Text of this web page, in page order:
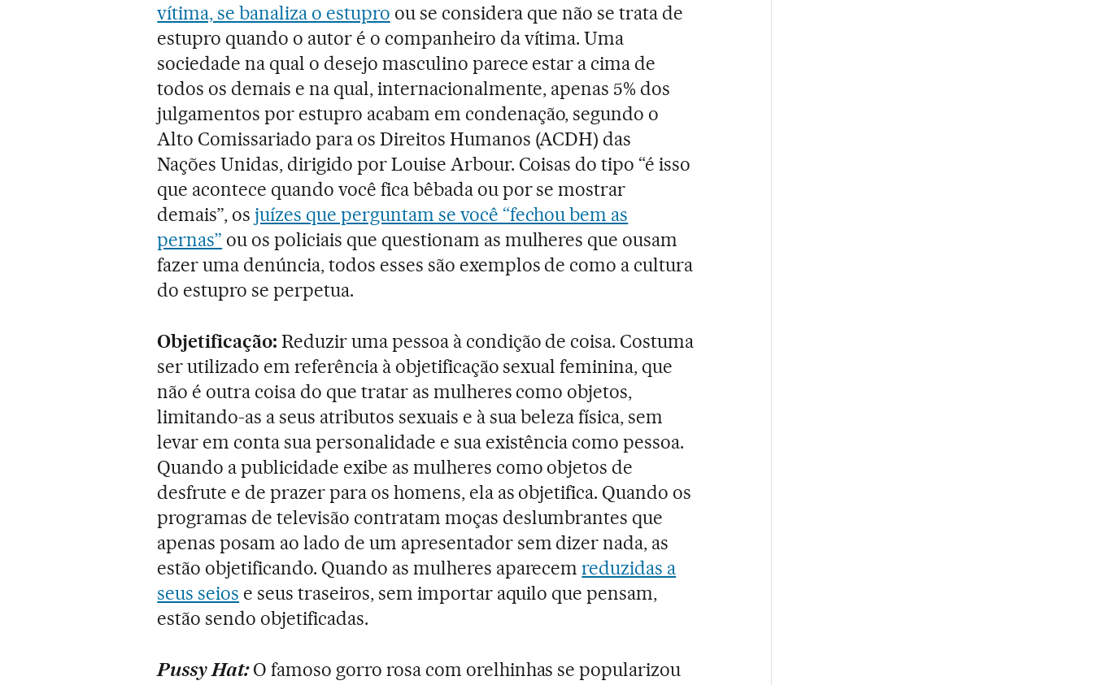
vítima, se banaliza o estupro ou se considera que não se trata de
estupro quando o autor é o companheiro da vítima. Uma
sociedade na qual o desejo masculino parece estar a cima de
todos os demais e na qual, internacionalmente, apenas 5% dos
julgamentos por estupro acabam em condenação, segundo o
Alto Comissariado para os Direitos Humanos (ACDH) das
Nações Unidas, dirigido por Louise Arbour. Coisas do tipo “é isso
que acontece quando você fica bêbada ou por se mostrar
demais”, osjuízes que perguntam se você “fechou bem as
pernas” ou os policiais que questionam as mulheres que ousam
fazer uma denúncia, todos esses são exemplos de como a cultura
do estupro se perpetua.
Objetificação: Reduzir uma pessoa à condição de coisa. Costuma
ser utilizado em referência à objetificação sexual feminina, que
não é outra coisa do que tratar as mulheres como objetos,
limitando-as a seus atributos sexuais e à sua beleza física, sem
levar em conta sua personalidade e sua existência como pessoa.
Quando a publicidade exibe as mulheres como objetos de
desfrute e de prazer para os homens, ela as objetifica. Quando os
programas de televisão contratam moças deslumbrantes que
apenas posam ao lado de um apresentador sem dizer nada, as
estão objetificando. Quando as mulheres aparecemreduzidas a
seus seios e seus traseiros, sem importar aquilo que pensam,
estão sendo objetificadas.
Pussy Hat: O famoso gorro rosa com orelhinhas se popularizou